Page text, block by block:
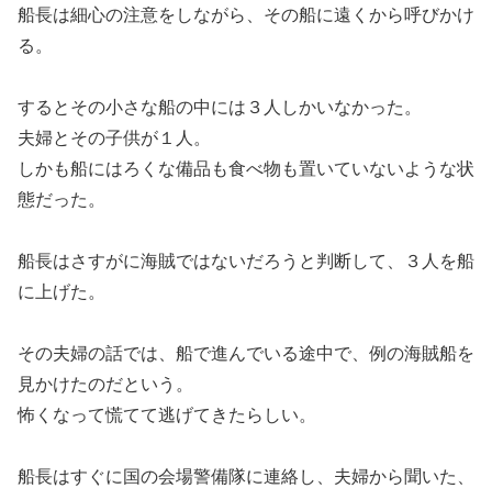
船長は細心の注意をしながら、その船に遠くから呼びかけ
る。
するとその小さな船の中には３人しかいなかった。
夫婦とその子供が１人。
しかも船にはろくな備品も食べ物も置いていないような状
態だった。
船長はさすがに海賊ではないだろうと判断して、３人を船
に上げた。
その夫婦の話では、船で進んでいる途中で、例の海賊船を
見かけたのだという。
怖くなって慌てて逃げてきたらしい。
船長はすぐに国の会場警備隊に連絡し、夫婦から聞いた、